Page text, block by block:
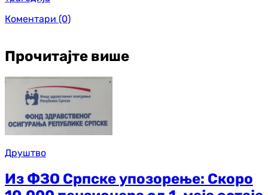
Коментари (0)
Прочитајте више
Друштво
Из ФЗО Српске упозорење: Скоро